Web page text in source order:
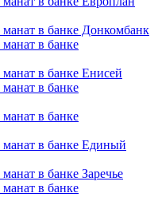
в банке Донкомбанк
в банке
в банке Енисей
в банке
в банке
в банке Единый
в банке Заречье
в банке